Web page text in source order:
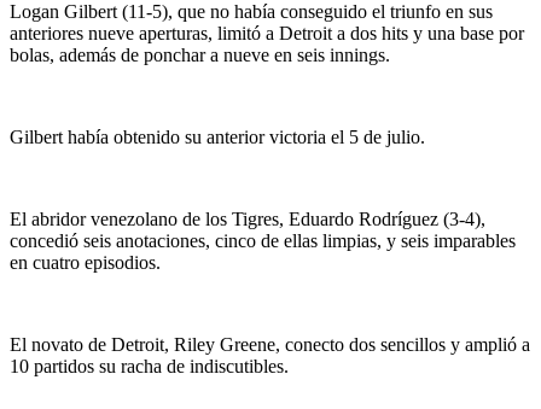
Logan Gilbert (11-5), que no había conseguido el triunfo en sus
anteriores nueve aperturas, limitó a Detroit a dos hits y una base por
bolas, además de ponchar a nueve en seis innings.
Gilbert había obtenido su anterior victoria el 5 de julio.
El abridor venezolano de los Tigres, Eduardo Rodríguez (3-4),
concedió seis anotaciones, cinco de ellas limpias, y seis imparables
en cuatro episodios.
El novato de Detroit, Riley Greene, conecto dos sencillos y amplió a
10 partidos su racha de indiscutibles.